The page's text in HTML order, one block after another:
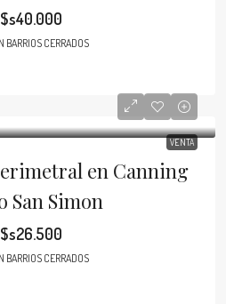
BARRIOS CERRADOS
VENTA
en Canning
San Simon
BARRIOS CERRADOS